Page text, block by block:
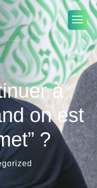
à
on est
?